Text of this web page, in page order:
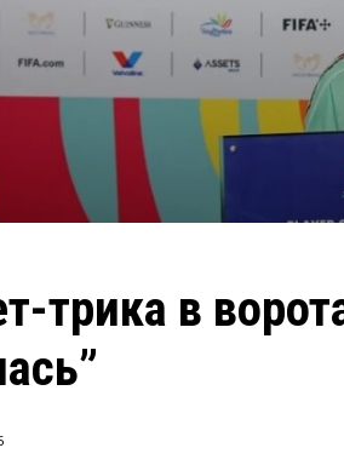
трика в